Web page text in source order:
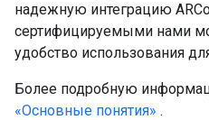
надежную интеграцию
сертифицируемыми нами
удобство использования
Более подробную
«Основные понятия» .